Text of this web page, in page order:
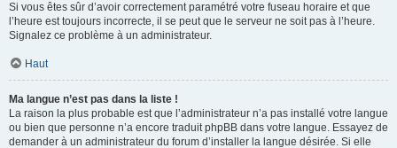
Si vous êtes sûr d’avoir correctement paramétré votre fuseau horaire et que
l’heure est toujours incorrecte, il se peut que le serveur ne soit pas à l’heure.
Signalez ce problème à un administrateur.
Haut
Ma langue n’est pas dans la liste !
La raison la plus probable est que l’administrateur n’a pas installé votre langue
ou bien que personne n’a encore traduit phpBB dans votre langue. Essayez de
demander à un administrateur du forum d’installer la langue désirée. Si elle